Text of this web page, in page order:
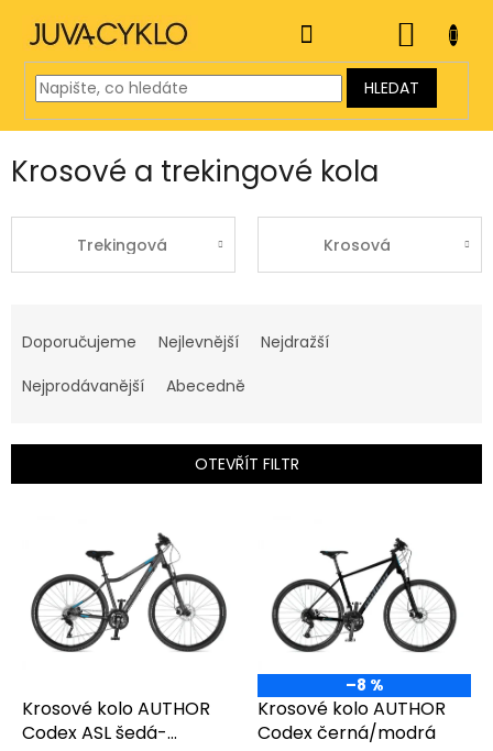
obsah
HLEDAT
KOŠÍK
Krosové a trekingové kola
Trekingová Krosová
a
e
í
r
Doporučujeme Nejlevnější
Nejdražší
Nejprodávanější
Abecedně
OTEVŘÍT FILTR
d
u
Krosové kolo AUTHOR
Codex ASL šedá-
–8 %
Krosové kolo AUTHOR
Codex černá/modrá